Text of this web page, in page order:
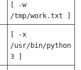
[ -w
/tmp/work.txt ]
[ -x
/usr/bin/python
3 ]